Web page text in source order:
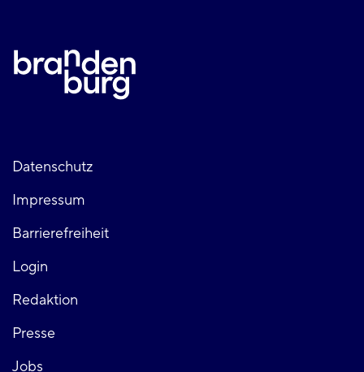
Fußzeile
links
Datenschutz
Impressum
Barrierefreiheit
Login
Fußzeile
rechts
Redaktion
Presse
Jobs